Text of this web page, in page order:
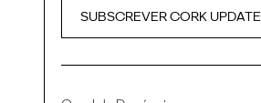
SUBSCREVER CORK UPDATE